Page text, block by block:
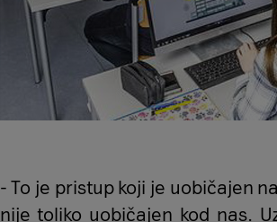
- To je pristup koji je uobičajen na
nije toliko uobičajen kod nas.